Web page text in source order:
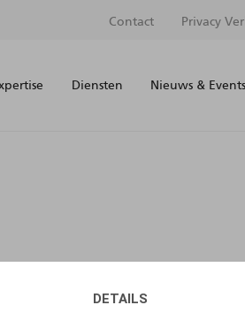
DETAILS
Contact Privacy
Diensten Nieuws & Events